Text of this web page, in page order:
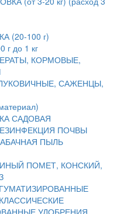
(20-100 г)
до 1 кг
КОРМОВЫЕ,
САЖЕНЦЫ,
САДОВАЯ
ПОЧВЫ
ПЫЛЬ
ПОМЕТ, КОНСКИЙ,
УДОБРЕНИЯ